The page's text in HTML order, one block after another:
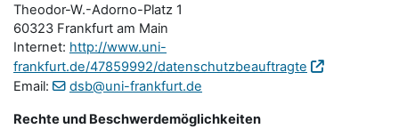
Theodor-W.-Adorno-Platz 1
60323 Frankfurt am Main
Internet: http://www.uni-
frankfurt.de/47859992/datenschutzbeauftragte
Email:
dsb@uni-frankfurt.de
Rechte und Beschwerdemöglichkeiten